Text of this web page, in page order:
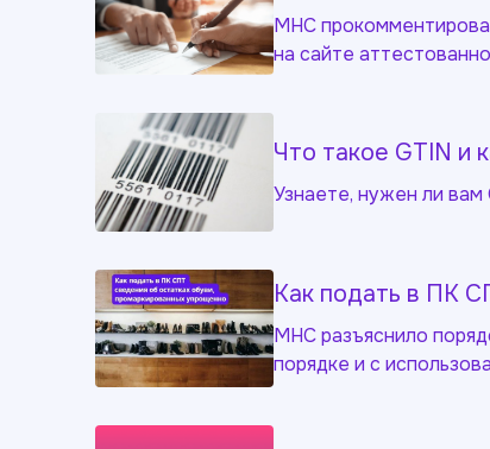
МНС
на сайте
Что такое GTIN и
Узнаете, нужен ли вам
Как подать в ПК
МНС разъяснило
порядке и с